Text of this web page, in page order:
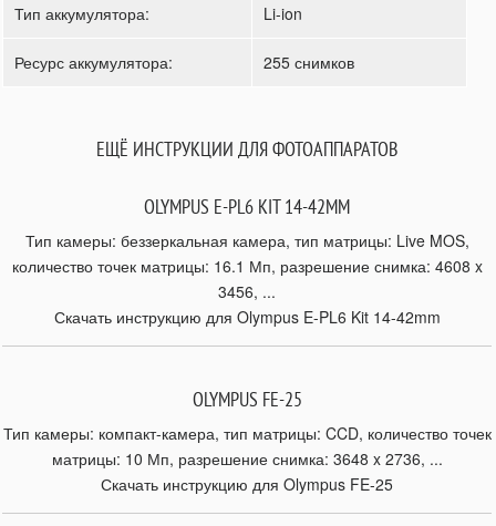
Тип аккумулятора: Li-ion
Ресурс аккумулятора: 255 снимков
ЕЩЁ ИНСТРУКЦИИ ДЛЯ ФОТОАППАРАТОВ
OLYMPUS E-PL6 KIT 14-42MM
Тип камеры: беззеркальная камера, тип матрицы: Live MOS,
количество точек матрицы: 16.1 Мп, разрешение снимка: 4608 x
3456, ...
Скачать инструкцию для Olympus E-PL6 Kit 14-42mm
OLYMPUS FE-25
Тип камеры: компакт-камера, тип матрицы: CCD, количество точек
матрицы: 10 Мп, разрешение снимка: 3648 x 2736, ...
Скачать инструкцию для Olympus FE-25